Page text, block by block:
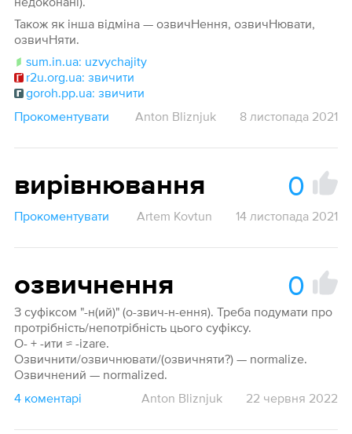
Також як інша відміна — озвичНення, озвичНювати,
озвичНяти.
sum.in.ua: uzvychajity
r2u.org.ua: звичити
goroh.pp.ua: звичити
Прокоментувати
Anton Bliznjuk 8 листопада 2021
вирівнювання 0
Прокоментувати Artem Kovtun 14 листопада 2021
озвичнення 0
З суфіксом "-н(ий)" (о-звич-н-ення). Треба подумати про
протрібність/непотрібність цього суфіксу.
О- + -ити ≈ -izare.
Озвичнити/озвичнювати/(озвичняти?) — normalize.
Озвичнений — normalized.
4 коментарі
Anton Bliznjuk 22 червня 2022